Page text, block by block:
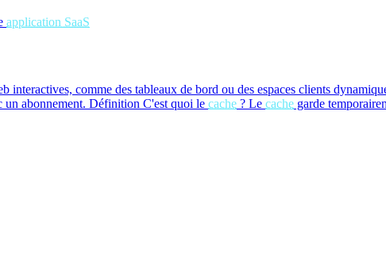
application SaaS
interactives, comme des tableaux de bord ou des espaces clients
un abonnement. Définition C'est quoi le cache ? Le cache garde